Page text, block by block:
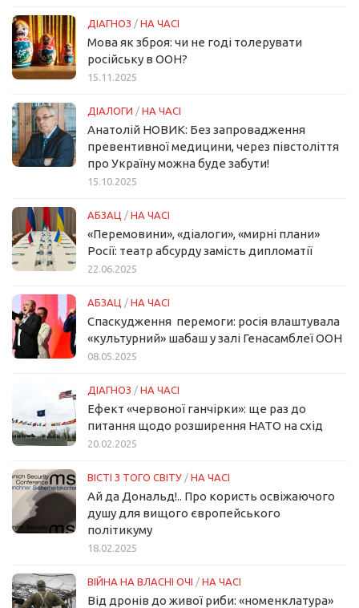
ДІАГНОЗ / НА ЧАСІ
Мова як зброя: чи не годі толерувати
російську в ООН?
15.11.2025
ДІАЛОГИ / НА ЧАСІ
Анатолій НОВИК: Без запровадження
превентивної медицини, через півстоліття
про Україну можна буде забути!
15.10.2025
АБЗАЦ / НА ЧАСІ
«Перемовини», «діалоги», «мирні плани»
Росії: театр абсурду замість дипломатії
22.06.2025
АБЗАЦ / НА ЧАСІ
Спаскудження перемоги: росія влаштувала
«культурний» шабаш у залі Генасамблеї ООН
08.05.2025
ДІАГНОЗ / НА ЧАСІ
Ефект «червоної ганчірки»: ще раз до
питання щодо розширення НАТО на схід
20.02.2025
ВІСТІ З ТОГО СВІТУ / НА ЧАСІ
Ай да Дональд!.. Про користь освіжаючого
душу для вищого європейського
політикуму
18.02.2025
ВІЙНА НА ВЛАСНІ ОЧІ / НА ЧАСІ
Від дронів до живої риби: «номенклатура»